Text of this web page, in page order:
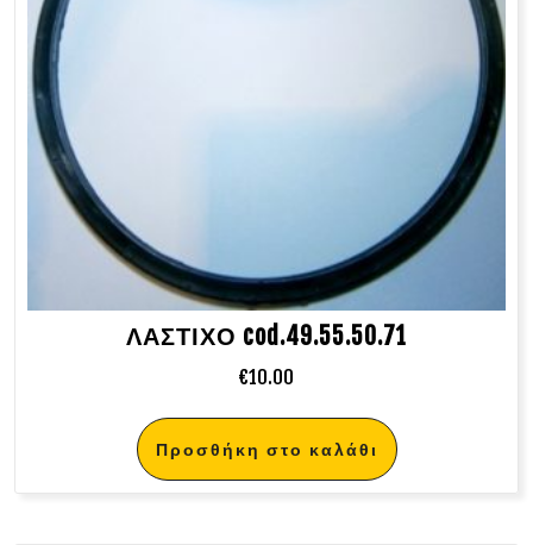
ΛΑΣΤΙΧΟ cod.49.55.50.71
€10.00
Προσθήκη στο καλάθι